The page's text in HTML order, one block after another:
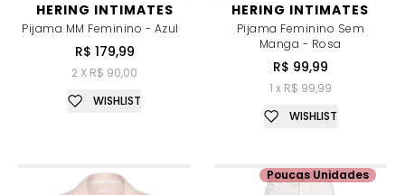
HERING INTIMATES
Pijama MM Feminino - Azul
R$ 179,99
2 X R$ 90,00
WISHLIST
HERING INTIMATES
Pijama Feminino Sem
Manga - Rosa
R$ 99,99
1 x R$ 99,99
WISHLIST
Poucas Unidades